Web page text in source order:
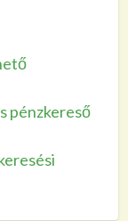
pénzkereső